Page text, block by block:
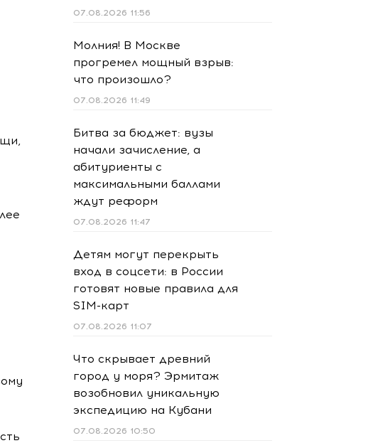
07.08.2026 11:56
Молния! В Москве
прогремел мощный взрыв:
что произошло?
07.08.2026 11:49
Битва за бюджет: вузы
начали зачисление, а
абитуриенты с
максимальными баллами
ждут реформ
07.08.2026 11:47
Детям могут перекрыть
вход в соцсети: в России
готовят новые правила для
SIM-карт
07.08.2026 11:07
Что скрывает древний
город у моря? Эрмитаж
возобновил уникальную
экспедицию на Кубани
07.08.2026 10:50